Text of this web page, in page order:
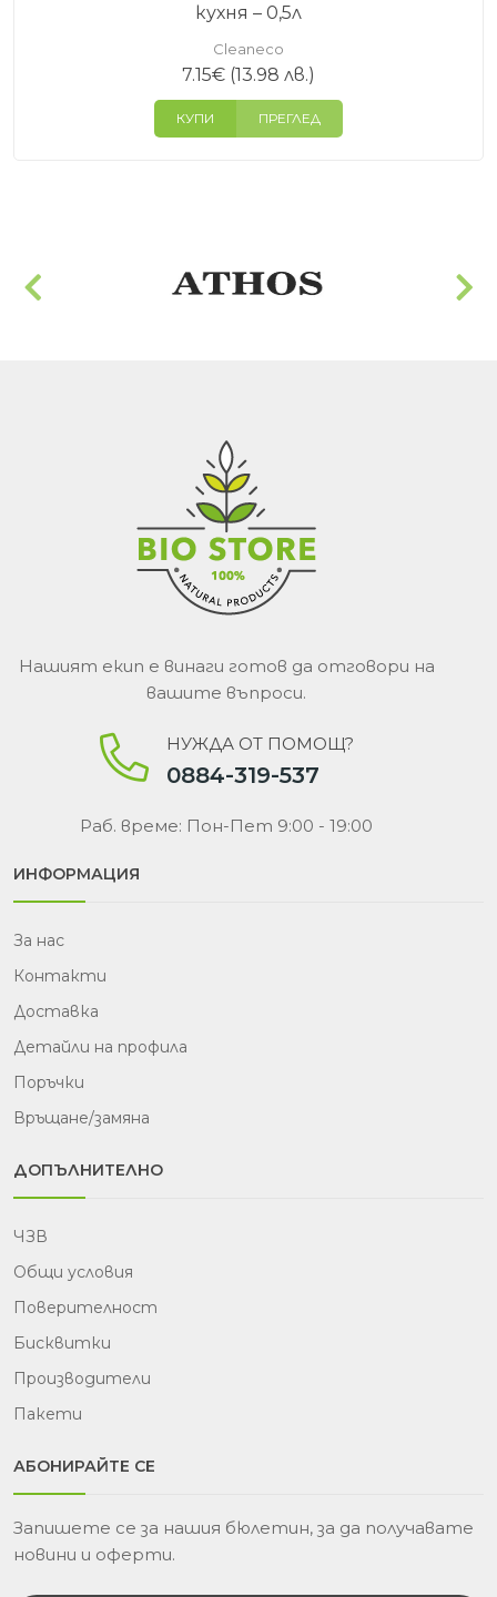
кухня – 0,5л
Cleaneco
7.15€ (13.98 лв.)
КУПИ ПРЕГЛЕД
Нашият екип е винаги готов да отговори на
вашите въпроси.
НУЖДА ОТ ПОМОЩ?
0884-319-537
Раб. време: Пон-Пет 9:00 - 19:00
ИНФОРМАЦИЯ
За нас
Контакти
Доставка
Детайли на профила
Поръчки
Връщане/замяна
ДОПЪЛНИТЕЛНО
ЧЗВ
Общи условия
Поверителност
Бисквитки
Производители
Пакети
АБОНИРАЙТЕ СЕ
Запишете се за нашия бюлетин, за да получавате
новини и оферти.